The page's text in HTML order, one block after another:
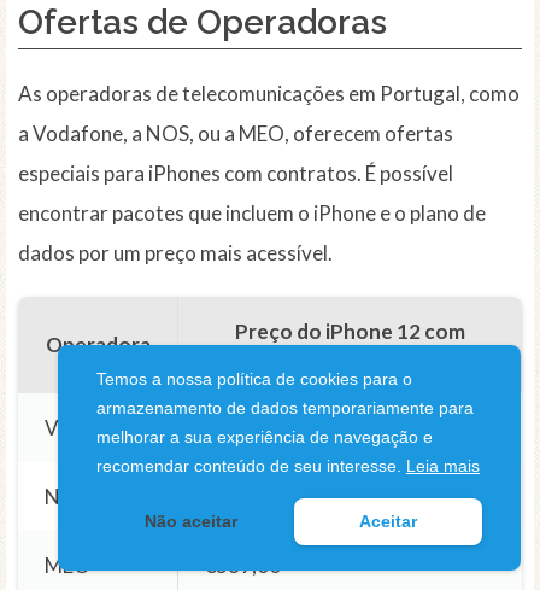
Ofertas de Operadoras
As operadoras de telecomunicações em Portugal, como
a Vodafone, a NOS, ou a MEO, oferecem ofertas
especiais para iPhones com contratos. É possível
encontrar pacotes que incluem o iPhone e o plano de
dados por um preço mais acessível.
Operadora
Preço do iPhone 12 com
Vodafone €349,00
NOS
MEO €389,00
Temos a nossa política de cookies para o
armazenamento de dados temporariamente para
melhorar a sua experiência de navegação e
recomendar conteúdo de seu interesse. Leia mais
Não aceitar Aceitar